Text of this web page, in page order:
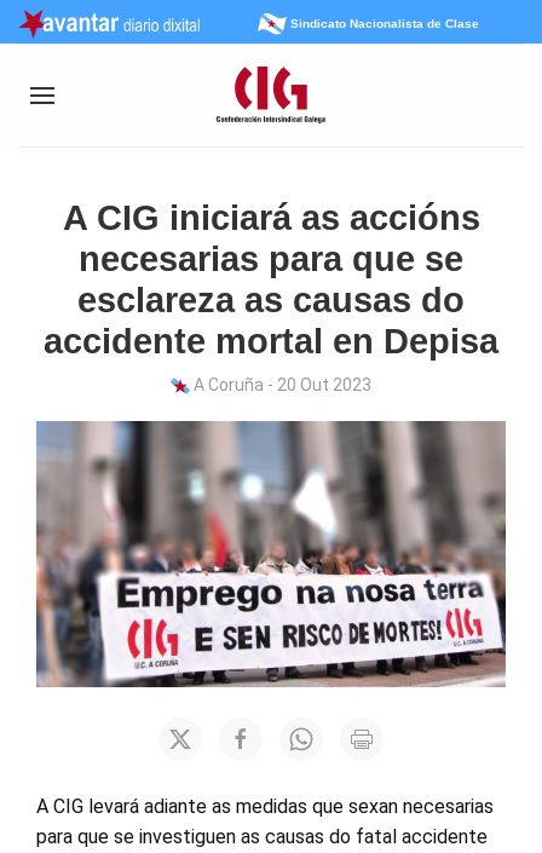
Sindicato Nacionalista de Clase
A CIG iniciará as accións
necesarias para que se
esclareza as causas do
accidente mortal en Depisa
A Coruña - 20 Out 2023
A CIG levará adiante as medidas que sexan necesarias
para que se investiguen as causas do fatal accidente